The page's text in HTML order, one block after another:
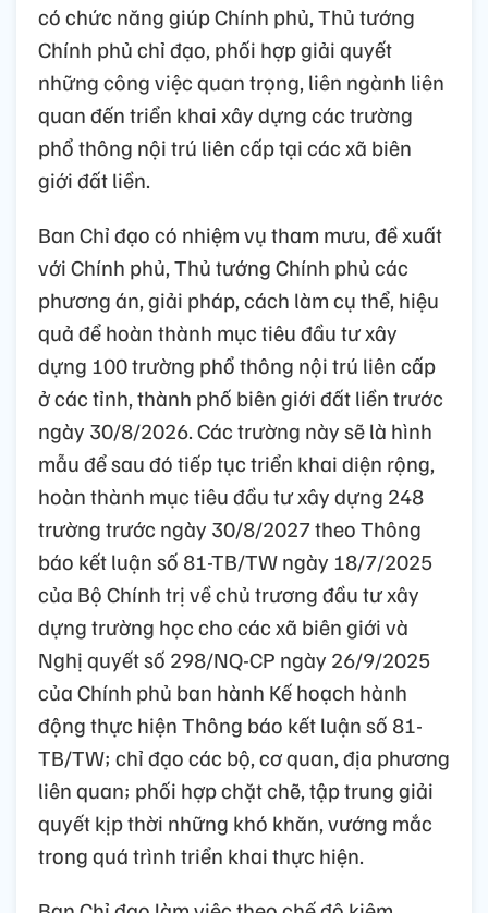
có chức năng giúp Chính phủ, Thủ tướng
Chính phủ chỉ đạo, phối hợp giải quyết
những công việc quan trọng, liên ngành liên
quan đến triển khai xây dựng các trường
phổ thông nội trú liên cấp tại các xã biên
giới đất liền.
Ban Chỉ đạo có nhiệm vụ tham mưu, đề xuất
với Chính phủ, Thủ tướng Chính phủ các
phương án, giải pháp, cách làm cụ thể, hiệu
quả để hoàn thành mục tiêu đầu tư xây
dựng 100 trường phổ thông nội trú liên cấp
ở các tỉnh, thành phố biên giới đất liền trước
ngày 30/8/2026. Các trường này sẽ là hình
mẫu để sau đó tiếp tục triển khai diện rộng,
hoàn thành mục tiêu đầu tư xây dựng 248
trường trước ngày 30/8/2027 theo Thông
báo kết luận số 81-TB/TW ngày 18/7/2025
của Bộ Chính trị về chủ trương đầu tư xây
dựng trường học cho các xã biên giới và
Nghị quyết số 298/NQ-CP ngày 26/9/2025
của Chính phủ ban hành Kế hoạch hành
động thực hiện Thông báo kết luận số 81-
TB/TW; chỉ đạo các bộ, cơ quan, địa phương
liên quan; phối hợp chặt chẽ, tập trung giải
quyết kịp thời những khó khăn, vướng mắc
trong quá trình triển khai thực hiện.